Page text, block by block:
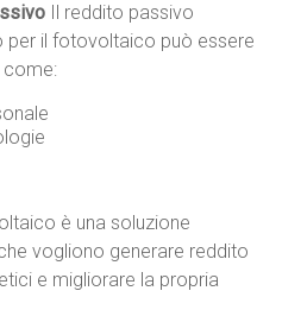
Il reddito passivo
per il fotovoltaico può essere
come:
è una soluzione
vogliono generare reddito
e migliorare la propria